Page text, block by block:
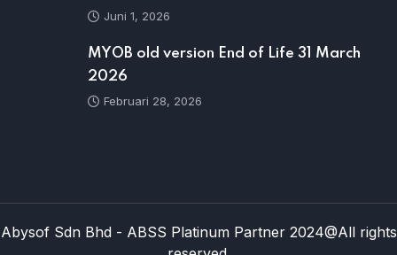
Juni 1, 2026
MYOB old version End of Life 31 March
2026
Februari 28, 2026
Abysof Sdn Bhd - ABSS Platinum Partner 2024@All rights